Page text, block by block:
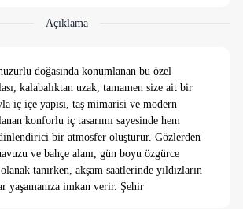
Açıklama
doğasında konumlanan bu özel
kalabalıktan uzak, tamamen size ait bir
iç içe yapısı, taş mimarisi ve modern
konforlu iç tasarımı sayesinde hem
bir atmosfer oluşturur. Gözlerden
ve bahçe alanı, gün boyu özgürce
tanırken, akşam saatlerinde yıldızların
yaşamanıza imkan verir. Şehir